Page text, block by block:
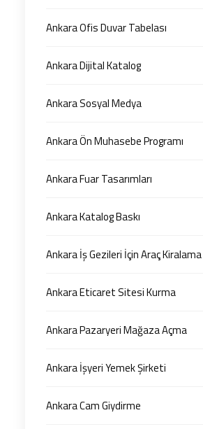
Ankara Ofis Duvar Tabelası
Ankara Dijital Katalog
Ankara Sosyal Medya
Ankara Ön Muhasebe Programı
Ankara Fuar Tasarımları
Ankara Katalog Baskı
Ankara İş Gezileri İçin Araç Kiralama
Ankara Eticaret Sitesi Kurma
Ankara Pazaryeri Mağaza Açma
Ankara İşyeri Yemek Şirketi
Ankara Cam Giydirme